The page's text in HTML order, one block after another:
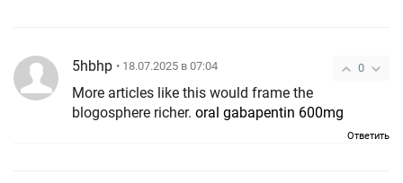
0
5hbhp • 18.07.2025 в 07:04
More articles like this would frame the
blogosphere richer. oral gabapentin 600mg
Ответить